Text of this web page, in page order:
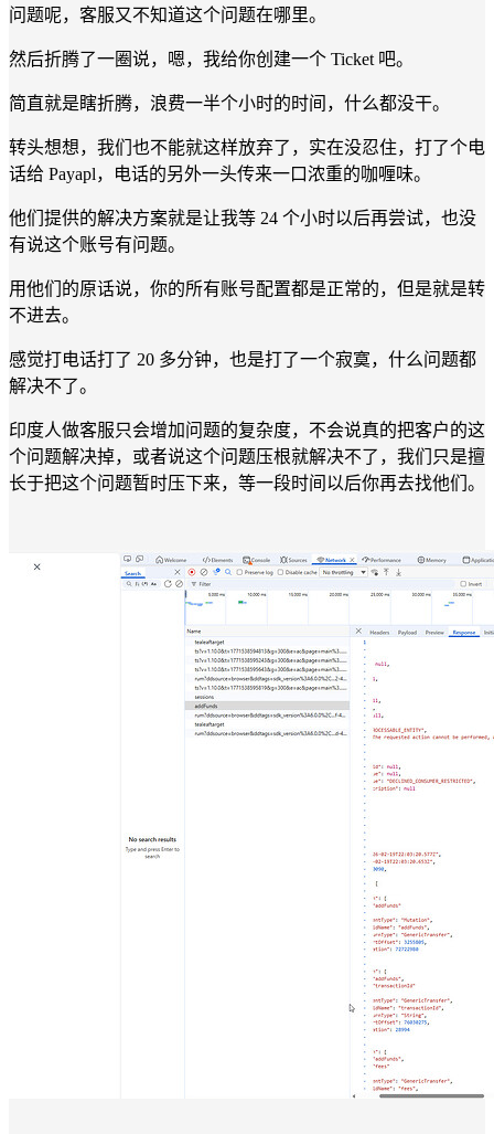
问题呢，客服又不知道这个问题在哪里。
然后折腾了一圈说，嗯，我给你创建一个 Ticket 吧。
简直就是瞎折腾，浪费一半个小时的时间，什么都没干。
转头想想，我们也不能就这样放弃了，实在没忍住，打了个电
话给 Payapl，电话的另外一头传来一口浓重的咖喱味。
他们提供的解决方案就是让我等 24 个小时以后再尝试，也没
有说这个账号有问题。
用他们的原话说，你的所有账号配置都是正常的，但是就是转
不进去。
感觉打电话打了 20 多分钟，也是打了一个寂寞，什么问题都
解决不了。
印度人做客服只会增加问题的复杂度，不会说真的把客户的这
个问题解决掉，或者说这个问题压根就解决不了，我们只是擅
长于把这个问题暂时压下来，等一段时间以后你再去找他们。